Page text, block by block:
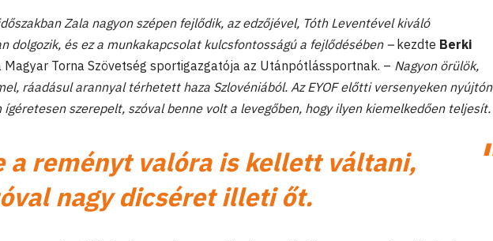
Zala nagyon szépen fejlődik, az edzőjével, Tóth Leventével kiváló
dolgozik, és ez a munkakapcsolat kulcsfontosságú a fejlődésében – kezdte Berki
Magyar Torna Szövetség sportigazgatója az Utánpótlássportnak. – Nagyon örülök,
ráadásul arannyal térhetett haza Szlovéniából. Az EYOF előtti versenyeken nyújtón
szerepelt, szóval benne volt a levegőben, hogy ilyen kiemelkedően teljesít.
a reményt valóra is kellett váltani,
nagy dicséret illeti őt.